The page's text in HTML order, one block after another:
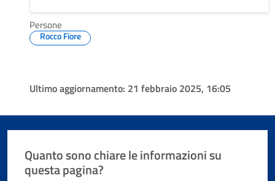
Persone
Rocco Fiore
Ultimo aggiornamento: 21 febbraio 2025, 16:05
Quanto sono chiare le informazioni su
questa pagina?